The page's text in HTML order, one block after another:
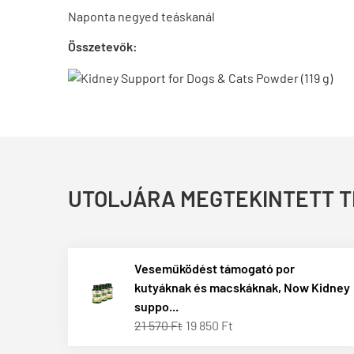
Naponta negyed teáskanál
Összetevők:
UTOLJÁRA MEGTEKINTETT
Veseműködést támogató por
kutyáknak és macskáknak, Now Kidney
suppo...
21 570 Ft 19 850 Ft